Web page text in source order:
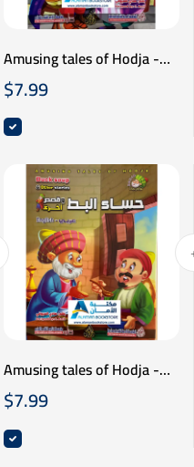
Amusing tales of Hodja -
نوادر جحا - جحا عازف العود -
عربي انكليزي
$7.99
Amusing tales of Hodja -
نوادر جحا - حساء البط - عربي
انكليزي
$7.99